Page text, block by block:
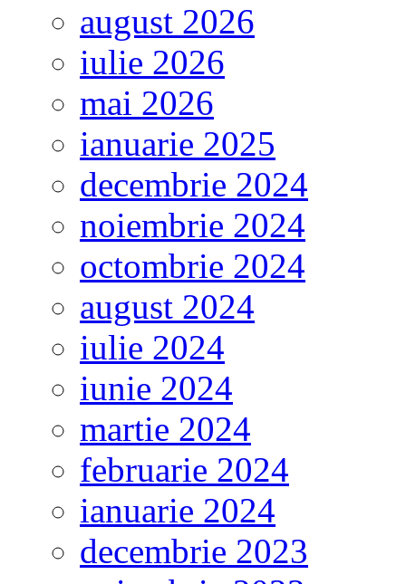
august 2026
iulie 2026
mai 2026
ianuarie 2025
decembrie 2024
noiembrie 2024
octombrie 2024
august 2024
iulie 2024
iunie 2024
martie 2024
februarie 2024
ianuarie 2024
decembrie 2023